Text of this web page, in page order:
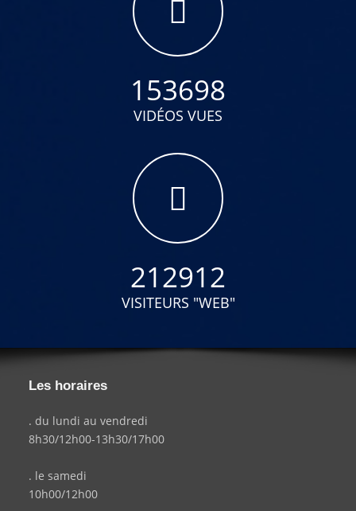
153698
VIDÉOS VUES
212912
VISITEURS "WEB"
Les horaires
. du lundi au vendredi
8h30/12h00-13h30/17h00
. le samedi
10h00/12h00